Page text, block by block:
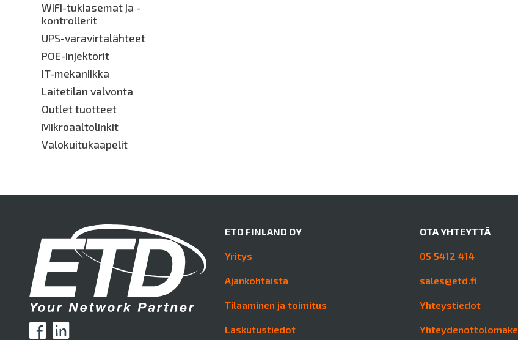
WiFi-tukiasemat ja -
kontrollerit
UPS-varavirtalähteet
POE-Injektorit
IT-mekaniikka
Laitetilan valvonta
Outlet tuotteet
Mikroaaltolinkit
Valokuitukaapelit
ETD FINLAND OY
Yritys
Ajankohtaista
Tilaaminen ja toimitus
Laskutustiedot
OTA YHTEYTTÄ
05 5412 414
sales@etd.fi
Yhteystiedot
Yhteydenottolomake